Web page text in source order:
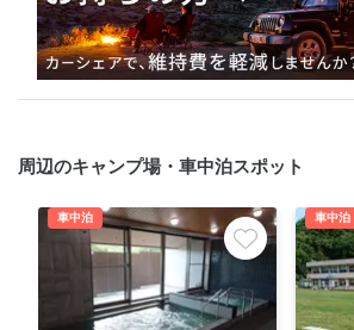
周辺のキャンプ場・車中泊スポット
車中泊 車中泊